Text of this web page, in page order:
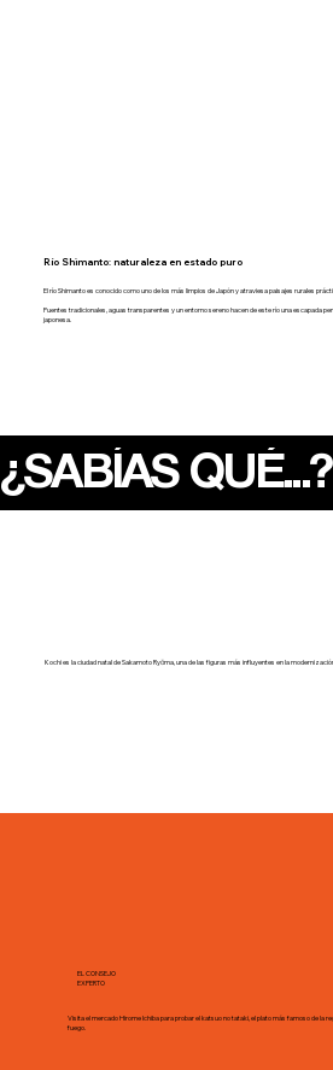
Río Shimanto: naturaleza en estado puro
El río Shimanto es conocido como uno de los más limpios de Japón y atraviesa paisajes rurales
Puentes tradicionales, aguas transparentes y un entorno sereno hacen de este río una escapada
japonesa.
¿SABÍAS QUÉ...?
Kochi es la ciudad natal de Sakamoto Ryōma, una de las figuras más influyentes en la
EL CONSEJO
EXPERTO
Visita el mercado Hirome Ichiba para probar el katsuo no tataki, el plato más famoso de la
fuego.